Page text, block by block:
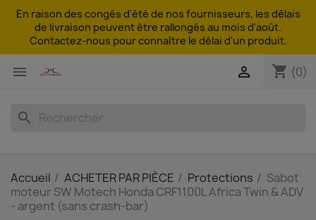
En raison des congés d'été de nos fournisseurs, les délais
de livraison peuvent être rallongés au mois d'août.
Contactez-nous pour connaître le délai d'un produit.
 shopping_cart (0)

search
Accueil ACHETER PAR PIÈCE Protections
Sabot
moteur SW Motech Honda CRF1100L Africa Twin & ADV
- argent (sans crash-bar)